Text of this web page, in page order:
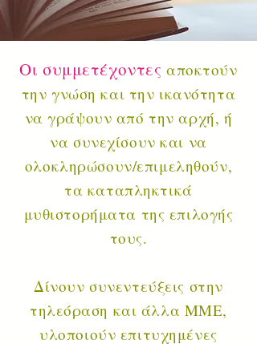
Οι συμμετέχοντες αποκτούν
την γνώση και την ικανότητα
να γράψουν από την αρχή, ή
να συνεχίσουν και να
ολοκληρώσουν/επιμεληθούν,
τα καταπληκτικά
μυθιστορήματα της επιλογής
τους.
Δίνουν συνεντεύξεις στην
τηλεόραση και άλλα ΜΜΕ,
υλοποιούν επιτυχημένες